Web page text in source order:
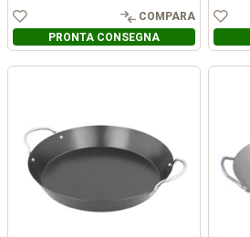
COMPARA
PRONTA CONSEGNA